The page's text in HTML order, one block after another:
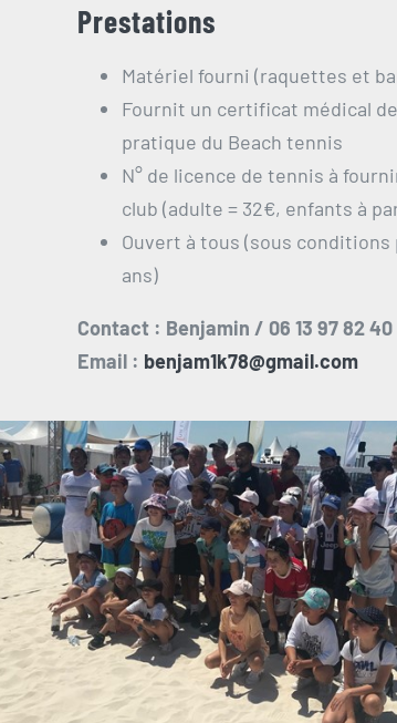
Prestations
Matériel fourni (raquettes et
Fournit un certificat médical
pratique du Beach tennis
N° de licence de tennis à
club (adulte = 32€, enfants à
Ouvert à tous (sous
ans)
Contact : Benjamin / 06 13 97 82 40
Email : benjam1k78@gmail.com